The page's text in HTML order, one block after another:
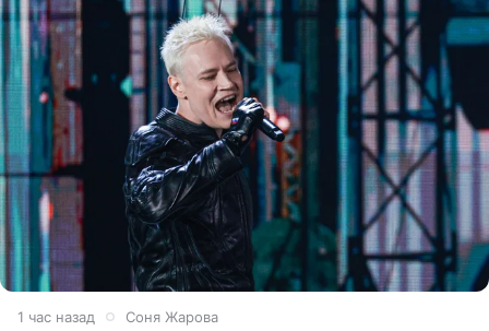
1 час назад Соня Жарова